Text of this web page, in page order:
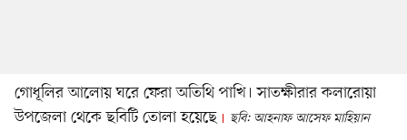
গোধূলির আলোয় ঘরে ফেরা অতিথি পাখি। সাতক্ষীরার কলারোয়া
উপজেলা থেকে ছবিটি তোলা হয়েছে
ছবি: আহনাফ আসেফ মাহিয়ান